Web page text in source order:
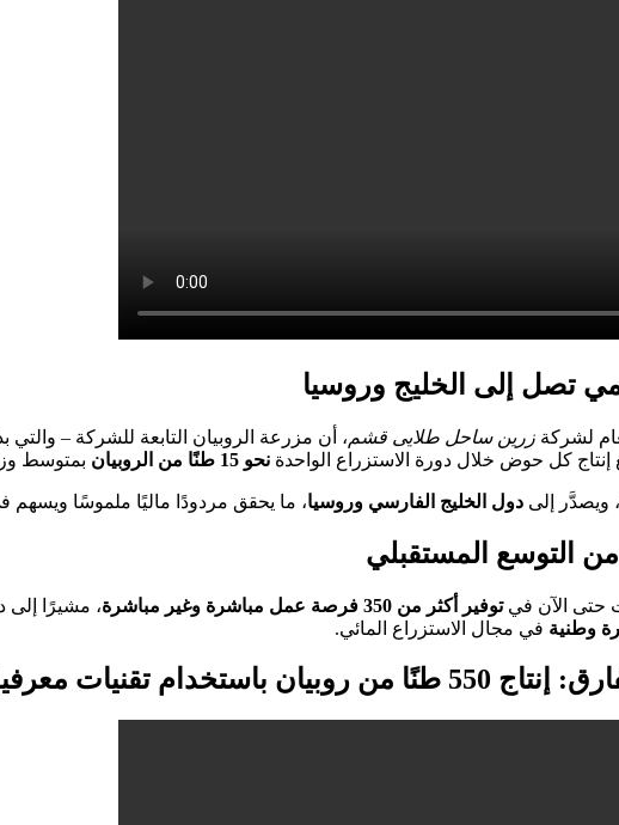
تصل إلى الخليج وروسيا
لشركة زرين ساحل طلایی قشم، أن مزرعة الروبيان التابعة للشركة – والتي بدأت عملها منذ عام 2018 – أصبحت اليوم مصدرًا
إنتاج كل حوض خلال دورة الاستزراع الواحدة نحو 15 طنًا من الروبيان بمتوسط وزن
ويصدَّر إلى دول الخليج الفارسي وروسيا، ما يحقق مردودًا ماليًا ملموسًا ويسهم
حتى الآن فيتوفير أكثر من 350 فرصة عمل مباشرة وغير مباشرة ، مشيرًا إلى
وطنية في مجال الاستزراع المائي.
تقنيات معرفية